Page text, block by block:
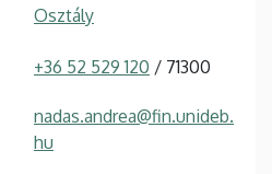
Osztály
+36 52 529 120 / 71300
nadas.andrea@fin.unideb.
hu